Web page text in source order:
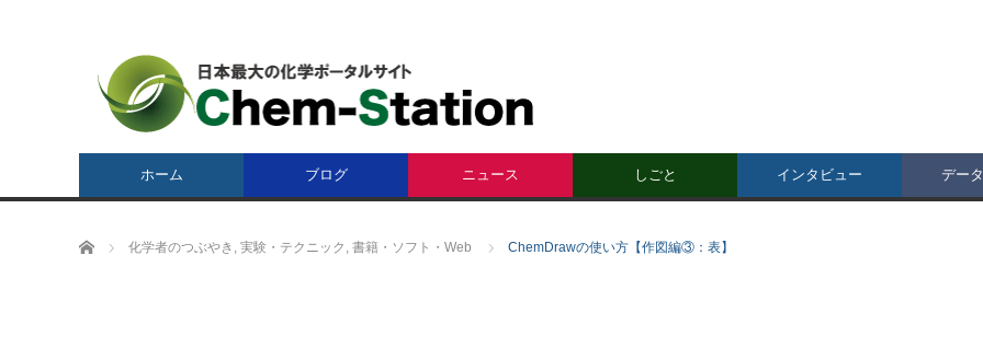
ホーム ブログ ニュース しごと インタビュー デー
ホーム 化学者のつぶやき , 実験・テクニック , 書籍・ソフト・Web ChemDrawの使い方【作図編③：表】